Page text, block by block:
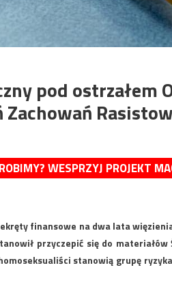
pod ostrzałem
WESPRZYJ PROJEKT
finansowe na dwa lata
przyczepić się do
stanowią grupę